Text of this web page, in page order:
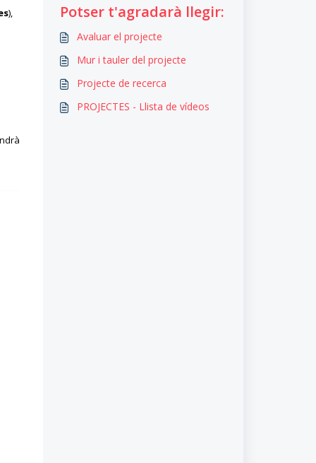
), Potser t'agradarà llegir:
Avaluar el projecte
Mur i tauler del projecte
Projecte de recerca
PROJECTES - Llista de vídeos